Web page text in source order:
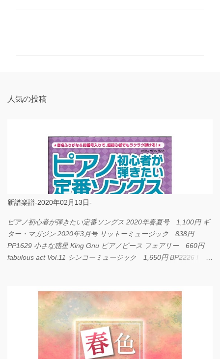
人気の投稿
新譜楽譜-2020年02月13日-
ピアノ初心者が弾きたい定番ソングス 2020年春夏号 1,100円 ギ
ター・マガジン 2020年3月号 リットーミュージック 838円
PP1629 小さな惑星 King Gnu ピアノピース フェアリー 660円
fabulous act Vol.11 シンコーミュージック 1,650円 BP2226 I